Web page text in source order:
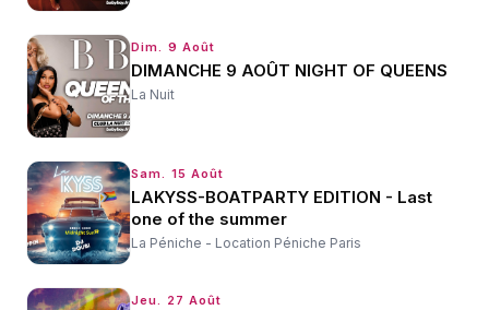
Dim. 9 Août
DIMANCHE 9 AOÛT NIGHT OF QUEENS
La Nuit
Sam. 15 Août
LAKYSS-BOATPARTY EDITION - Last
one of the summer
La Péniche - Location Péniche Paris
Jeu. 27 Août